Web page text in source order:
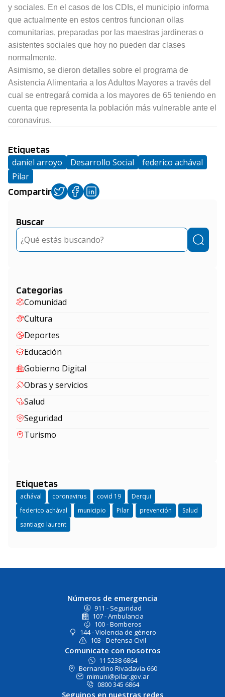
y sociales. En el casos de los CDIs, el municipio informa
que actualmente en estos centros funcionan ollas
comunitarias, preparadas por las maestras jardineras o
asistentes sociales que hoy no pueden dar clases
normalmente.
Asimismo, se dieron detalles sobre el programa de
Asistencia Alimentaria a los Adultos Mayores a través del
cual se entregará comida a los mayores de 65 teniendo en
cuenta que representa la población más vulnerable ante el
coronavirus.
Etiquetas
daniel arroyo Desarrollo Social
federico achával
Pilar
Compartir
Buscar
Buscar
Categorias
Comunidad
Cultura
Deportes
Educación
Gobierno Digital
Obras y servicios
Salud
Seguridad
Turismo
Etiquetas
achával coronavirus covid 19
Derqui
federico achával
municipio Pilar prevención
Salud
santiago laurent
Números de emergencia
911 - Seguridad
107 - Ambulancia
100 - Bomberos
144 - Violencia de género
103 - Defensa Civil
Comunicate con nosotros
11 5238 6864
Bernardino Rivadavia 660
mimuni@pilar.gov.ar
0800 345 6864
Seguinos en nuestras redes